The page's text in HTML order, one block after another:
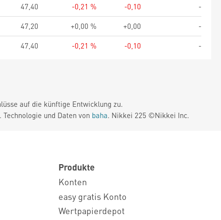
47,40 -0,21 % -0,10
-
47,20 +0,00 % +0,00
-
47,40 -0,21 % -0,10 -
auf die künftige Entwicklung zu.
und Daten von baha. Nikkei 225 ©Nikkei Inc.
Produkte
Konten
easy gratis Konto
Wertpapierdepot